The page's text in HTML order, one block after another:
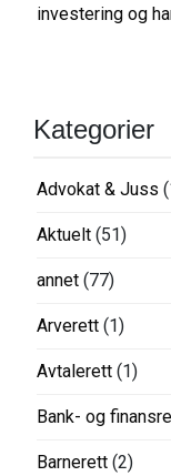
investering og
Kategorier
Advokat & Juss
Aktuelt (51)
annet (77)
Arverett (1)
Avtalerett (1)
Bank- og
Barnerett (2)